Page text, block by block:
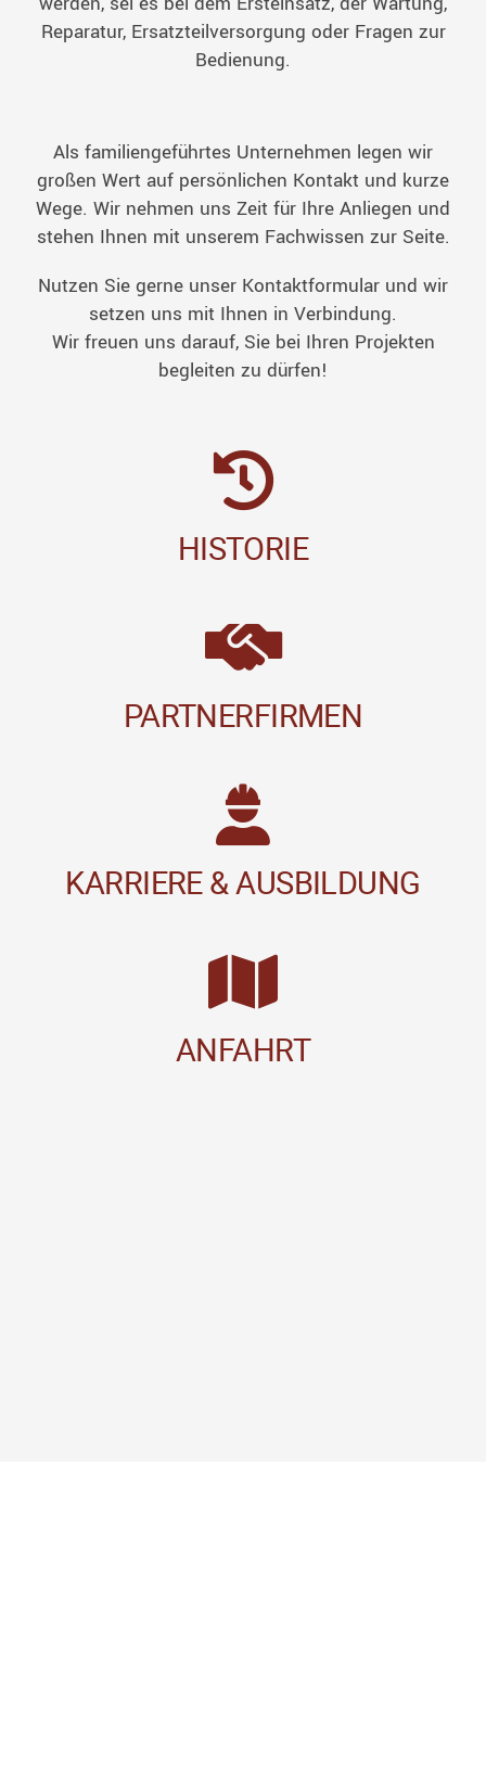
Reparatur, Ersatzteilversorgung oder Fragen zur
Bedienung.
Als familiengeführtes Unternehmen legen wir
großen Wert auf persönlichen Kontakt und kurze
Wege. Wir nehmen uns Zeit für Ihre Anliegen und
stehen Ihnen mit unserem Fachwissen zur Seite.
Nutzen Sie gerne unser Kontaktformular und wir
setzen uns mit Ihnen in Verbindung.
Wir freuen uns darauf, Sie bei Ihren Projekten
begleiten zu dürfen!
HISTORIE
PARTNERFIRMEN
KARRIERE & AUSBILDUNG
ANFAHRT